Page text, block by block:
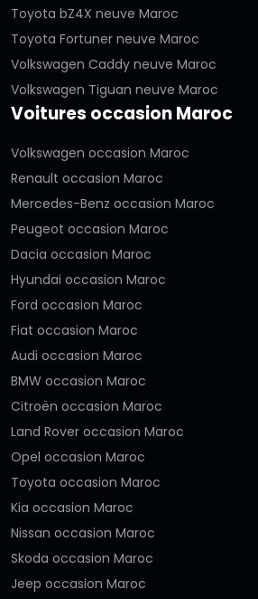
Toyota bZ4X neuve Maroc
Toyota Fortuner neuve Maroc
Volkswagen Caddy neuve Maroc
Volkswagen Tiguan neuve Maroc
Voitures occasion Maroc
Volkswagen occasion Maroc
Renault occasion Maroc
Mercedes-Benz occasion Maroc
Peugeot occasion Maroc
Dacia occasion Maroc
Hyundai occasion Maroc
Ford occasion Maroc
Fiat occasion Maroc
Audi occasion Maroc
BMW occasion Maroc
Citroën occasion Maroc
Land Rover occasion Maroc
Opel occasion Maroc
Toyota occasion Maroc
Kia occasion Maroc
Nissan occasion Maroc
Skoda occasion Maroc
Jeep occasion Maroc